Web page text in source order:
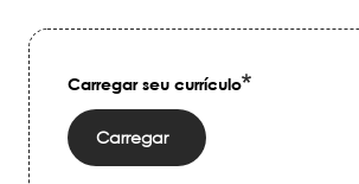
Carregar seu currículo
Carregar